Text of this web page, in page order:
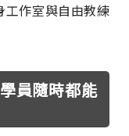
工作室與自由教練
員隨時都能